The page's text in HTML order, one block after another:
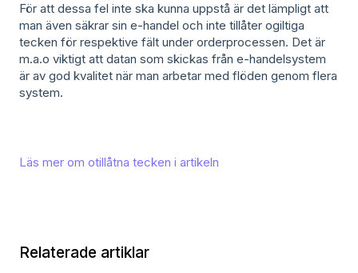
För att dessa fel inte ska kunna uppstå är det lämpligt att
man även säkrar sin e-handel och inte tillåter ogiltiga
tecken för respektive fält under orderprocessen. Det är
m.a.o viktigt att datan som skickas från e-handelsystem
är av god kvalitet när man arbetar med flöden genom flera
system.
Läs mer om otillåtna tecken i artikeln
Relaterade artiklar